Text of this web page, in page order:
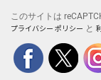
このサイトは
プライバシー ポリシー と